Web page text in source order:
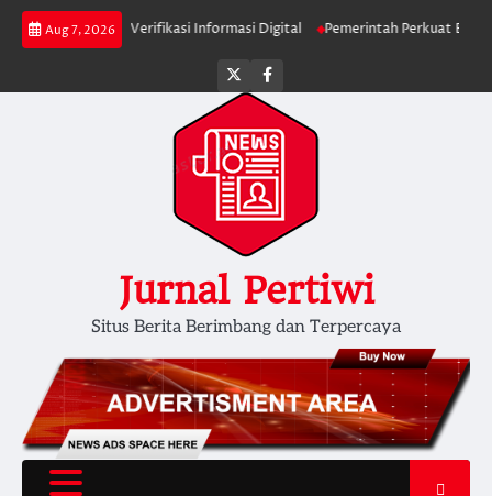
Skip
Aug 7, 2026
Diminta Verifikasi Informasi Digital Pemerintah Perkuat Ekosistem
Twitterfacebook
Jurnal Pertiwi
Situs Berita Berimbang dan Terpercaya